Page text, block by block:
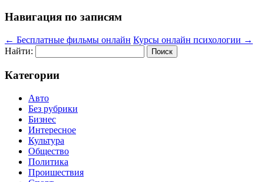
Навигация по записям
← Бесплатные фильмы онлайн Курсы онлайн психологии →
Найти:
Категории
Авто
Без рубрики
Бизнес
Интересное
Культура
Общество
Политика
Проишествия